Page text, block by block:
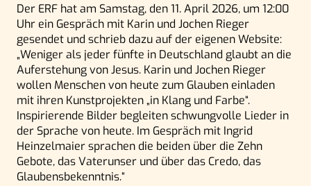
Der ERF hat am Samstag, den 11. April 2026, um 12:00
Uhr ein Gespräch mit Karin und Jochen Rieger
gesendet und schrieb dazu auf der eigenen Website:
„Weniger als jeder fünfte in Deutschland glaubt an die
Auferstehung von Jesus. Karin und Jochen Rieger
wollen Menschen von heute zum Glauben einladen
mit ihren Kunstprojekten „in Klang und Farbe“.
Inspirierende Bilder begleiten schwungvolle Lieder in
der Sprache von heute. Im Gespräch mit Ingrid
Heinzelmaier sprachen die beiden über die Zehn
Gebote, das Vaterunser und über das Credo, das
Glaubensbekenntnis.“